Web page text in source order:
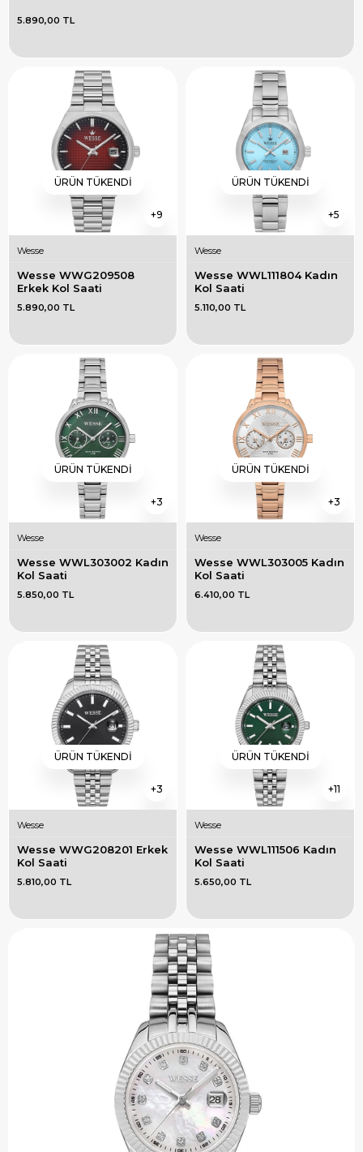
5.890,00 TL
9
ÜRÜN TÜKENDI
Wesse
Wesse WWG209508
Erkek Kol Saati
5.890,00 TL
5
ÜRÜN TÜKENDI
Wesse
Wesse WWL111804 Kadın
Kol Saati
5.110,00 TL
3
ÜRÜN TÜKENDI
Wesse
Wesse WWL303002 Kadın
Kol Saati
5.850,00 TL
3
ÜRÜN TÜKENDI
Wesse
Wesse WWL303005 Kadın
Kol Saati
6.410,00 TL
3
ÜRÜN TÜKENDI
Wesse
Wesse WWG208201 Erkek
Kol Saati
5.810,00 TL
11
ÜRÜN TÜKENDI
Wesse
Wesse WWL111506 Kadın
Kol Saati
5.650,00 TL